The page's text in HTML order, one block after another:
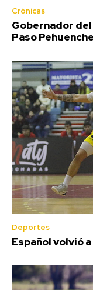
Crónicas
Gobernador
Paso Pehuenche
Deportes
Español volvió